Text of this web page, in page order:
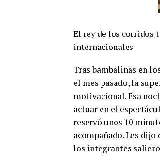
El rey de los corridos
internacionales
Tras bambalinas en
el mes pasado, la
motivacional. Esa
actuar en el
reservó unos 10
acompañado. Les
los integrantes